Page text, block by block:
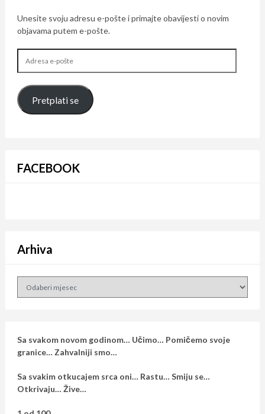
Unesite svoju adresu e-pošte i primajte obavijesti o novim
objavama putem e-pošte.
Pretplati se
FACEBOOK
Arhiva
Sa svakom novom godinom… Učimo… Pomičemo svoje
granice… Zahvalniji smo…
Sa svakim otkucajem srca oni… Rastu… Smiju se…
Otkrivaju… Žive…